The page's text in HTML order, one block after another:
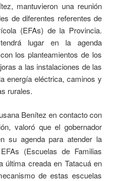
mantuvieron una reunión
de diferentes referentes de
(EFAs) de la Provincia.
lugar en la agenda
los planteamientos de los
a las instalaciones de las
energía eléctrica, caminos y
rurales.
Benítez en contacto con
valoró que el gobernador
su agenda para atender la
(Escuelas de Familias
última creada en Tatacuá en
de estas escuelas